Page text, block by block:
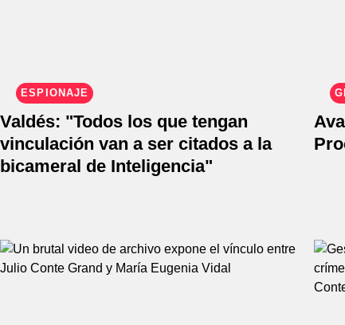
ESPIONAJE
Valdés: "Todos los que tengan
vinculación van a ser citados a la
bicameral de Inteligencia"